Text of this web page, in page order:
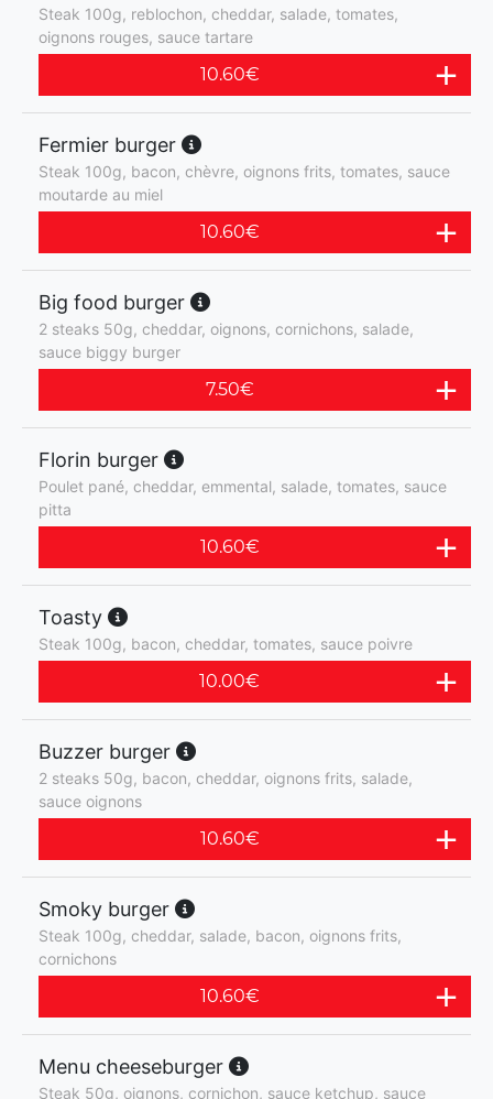
Steak 100g, reblochon, cheddar, salade, tomates,
oignons rouges, sauce tartare
10.60€
Fermier burger
Steak 100g, bacon, chèvre, oignons frits, tomates, sauce
moutarde au miel
10.60€
Big food burger
2 steaks 50g, cheddar, oignons, cornichons, salade,
sauce biggy burger
7.50€
Florin burger
Poulet pané, cheddar, emmental, salade, tomates, sauce
pitta
10.60€
Toasty
Steak 100g, bacon, cheddar, tomates, sauce poivre
10.00€
Buzzer burger
2 steaks 50g, bacon, cheddar, oignons frits, salade,
sauce oignons
10.60€
Smoky burger
Steak 100g, cheddar, salade, bacon, oignons frits,
cornichons
10.60€
Menu cheeseburger
Steak 50g, oignons, cornichon, sauce ketchup, sauce